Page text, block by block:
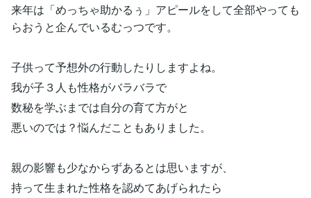
来年は「めっちゃ助かるぅ」アピールをして全部やっても
らおうと企んでいるむっつです。
子供って予想外の行動したりしますよね。
我が子３人も性格がバラバラで
数秘を学ぶまでは自分の育て方がと
悪いのでは？悩んだこともありました。
親の影響も少なからずあるとは思いますが、
持って生まれた性格を認めてあげられたら